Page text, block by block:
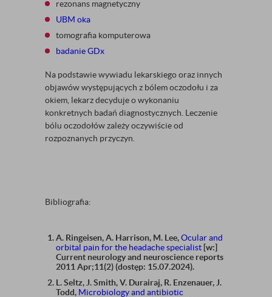
rezonans magnetyczny
UBM oka
tomografia komputerowa
badanie GDx
Na podstawie wywiadu lekarskiego oraz innych
objawów występujących z bólem oczodołu i za
okiem, lekarz decyduje o wykonaniu
konkretnych badań diagnostycznych. Leczenie
bólu oczodołów zależy oczywiście od
rozpoznanych przyczyn.
Bibliografia:
A. Ringeisen, A. Harrison, M. Lee,Ocular and
orbital pain for the headache specialist [w:]
Current neurology and neuroscience reports
2011 Apr;11(2) (dostęp: 15.07.2024).
L. Seltz, J. Smith, V. Durairaj, R. Enzenauer, J.
Todd, Microbiology and antibiotic